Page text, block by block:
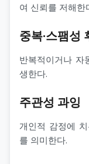
여 신뢰를 저해한
중복·스팸성
반복적이거나
생한다.
주관성 과잉
개인적 감정에
를 의미한다.